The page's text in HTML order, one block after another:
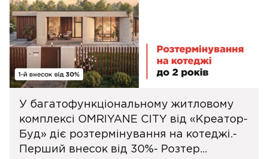
У багатофункціональному житловому
комплексі OMRIYANE CITY від «Креатор-
Буд» діє розтермінування на котеджі.-
Перший внесок від 30%- Розтер...